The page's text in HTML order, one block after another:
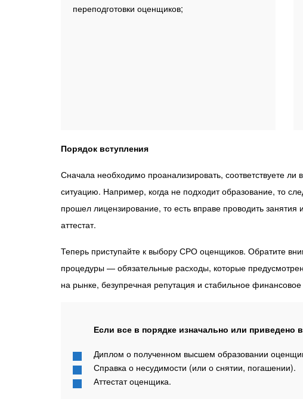
переподготовки оценщиков;
Порядок вступления
Сначала необходимо проанализировать, соответствуете
ситуацию. Например, когда не подходит образование, то
прошел лицензирование, то есть вправе проводить
аттестат.
Теперь приступайте к выбору СРО оценщиков. Обратите
процедуры — обязательные расходы, которые
на рынке, безупречная репутация и стабильное
Если все в порядке изначально или приведено
Диплом о полученном высшем образовании
Справка о несудимости (или о снятии, погашении).
Аттестат оценщика.